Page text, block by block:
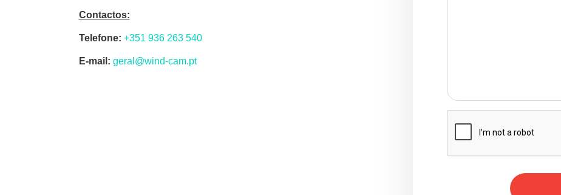
Contactos:
Telefone: +351 936 263 540
E-mail: geral@wind-cam.pt